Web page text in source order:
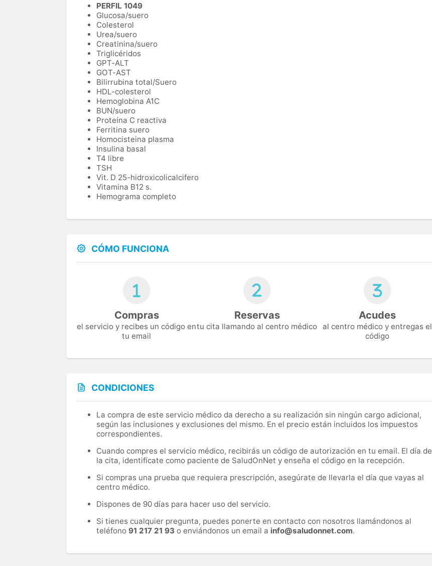
PERFIL 1049
Glucosa/suero
Colesterol
Urea/suero
Creatinina/suero
Triglicéridos
GPT-ALT
GOT-AST
Bilirrubina total/Suero
HDL-colesterol
Hemoglobina A1C
BUN/suero
Proteína C reactiva
Ferritina suero
Homocisteina plasma
Insulina basal
T4 libre
TSH
Vit. D 25-hidroxicolicalcifero
Vitamina B12 s.
Hemograma completo
CÓMO FUNCIONA
Compras
el servicio y recibes un código en
tu email
Reservas
tu cita llamando al centro médico
Acudes
al centro médico y entregas el
código
CONDICIONES
La compra de este servicio médico da derecho a su realización sin ningún cargo adicional,
según las inclusiones y exclusiones del mismo. En el precio están incluidos los impuestos
correspondientes.
Cuando compres el servicio médico, recibirás un código de autorización en tu email. El día de
la cita, identifícate como paciente de SaludOnNet y enseña el código en la recepción.
Si compras una prueba que requiera prescripción, asegúrate de llevarla el día que vayas al
centro médico.
Dispones de 90 días para hacer uso del servicio.
Si tienes cualquier pregunta, puedes ponerte en contacto con nosotros llamándonos al
teléfono 91 217 21 93 o enviándonos un email a info@saludonnet.com.